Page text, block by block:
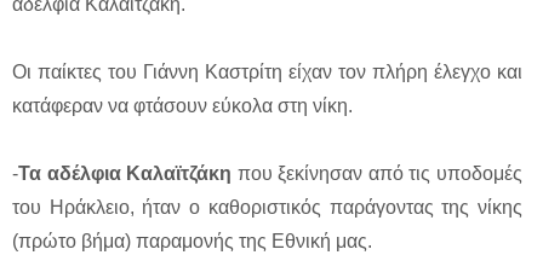
Οι παίκτες του Γιάννη Καστρίτη είχαν τον πλήρη έλεγχο και
κατάφεραν να φτάσουν εύκολα στη νίκη.
-Τα αδέλφια Καλαϊτζάκη που ξεκίνησαν από τις υποδομές
του Ηράκλειο, ήταν ο καθοριστικός παράγοντας της νίκης
(πρώτο βήμα) παραμονής της Εθνική μας.